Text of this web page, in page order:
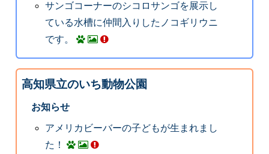
サンゴコーナーのシコロサンゴを展示し
ている水槽に仲間入りしたノコギリウニ
です。
高知県立のいち動物公園
お知らせ
アメリカビーバーの子どもが生まれまし
た！